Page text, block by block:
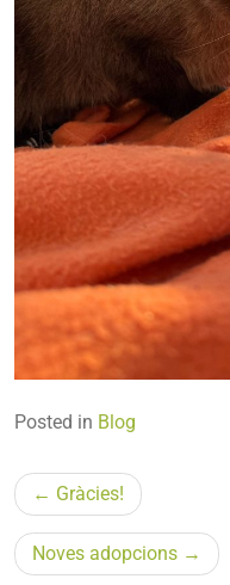
Posted in Blog
Navegació
d'entrades
Gràcies!
Noves adopcions